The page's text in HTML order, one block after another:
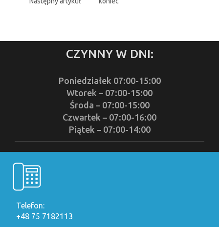
CZYNNY W DNI:
Poniedziałek 07:00-15:00
Wtorek – 07:00-15:00
Środa – 07:00-15:00
Czwartek – 07:00-16:00
Piątek – 07:00-14:00
Telefon:
+48 75 7182113